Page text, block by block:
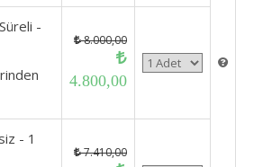
-
8.000,00
4.800,00
- 1
7.410,00